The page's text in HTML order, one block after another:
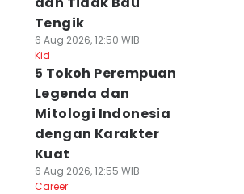
Tengik
6 Aug 2026, 12:50 WIB
Kid
5 Tokoh Perempuan
Legenda dan
Mitologi Indonesia
dengan Karakter
Kuat
6 Aug 2026, 12:55 WIB
Career